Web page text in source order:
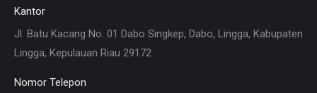
Kantor
Jl. Batu Kacang No. 01 Dabo Singkep, Dabo, Lingga, Kabupaten
Lingga, Kepulauan Riau 29172
Nomor Telepon